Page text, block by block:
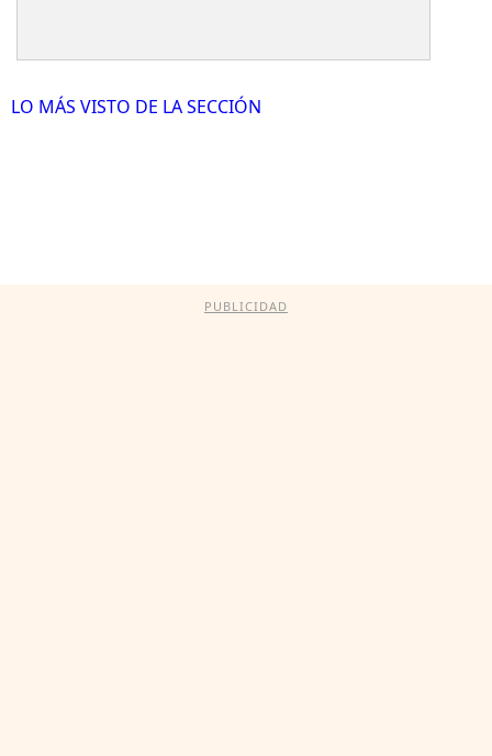
LO MÁS VISTO DE LA SECCIÓN
PUBLICIDAD